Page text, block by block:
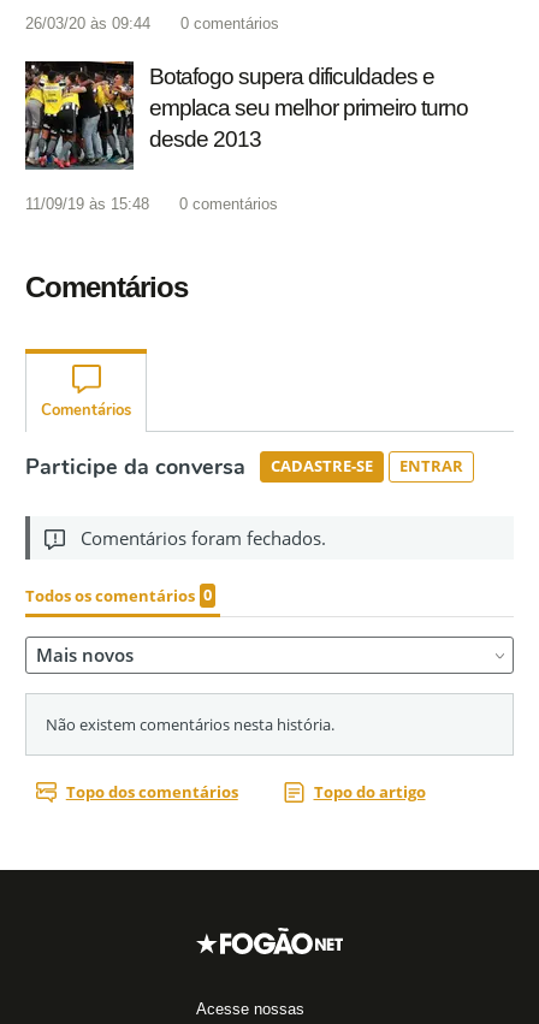
26/03/20 às 09:44 0 comentários
Botafogo supera dificuldades e
emplaca seu melhor primeiro turno
desde 2013
11/09/19 às 15:48 0 comentários
Comentários
Acesse nossas